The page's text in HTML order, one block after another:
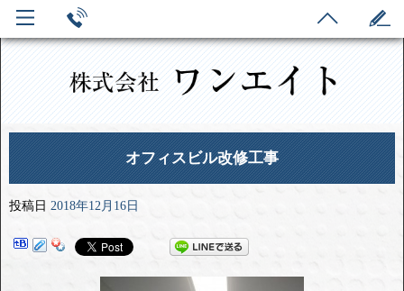
オフィスビル改修工事
投稿日 2018年12月16日